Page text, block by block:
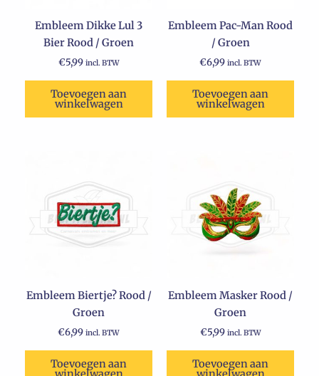
Embleem Dikke Lul 3
Bier Rood / Groen
€5,99 incl. BTW
Toevoegen aan
winkelwagen
Embleem Pac-Man Rood
/ Groen
€6,99 incl. BTW
Toevoegen aan
winkelwagen
Embleem Biertje? Rood /
Groen
€6,99 incl. BTW
Toevoegen aan
Embleem Masker Rood /
Groen
€5,99 incl. BTW
Toevoegen aan